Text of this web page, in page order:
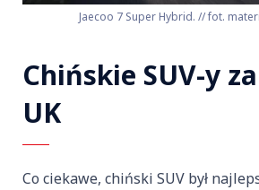
Jaecoo 7 Super Hybrid. // fot.
Chińskie SUV-y
UK
Co ciekawe, chiński SUV był